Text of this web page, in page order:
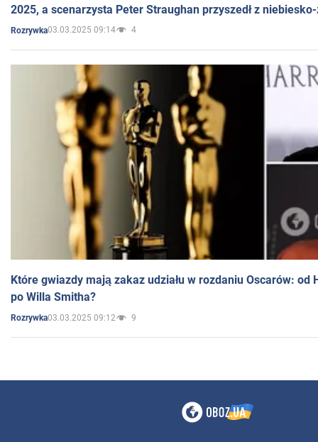
2025, a scenarzysta Peter Straughan przyszedł z
Rozrywka03.03.2025 09:14 4
Które gwiazdy mają zakaz udziału w rozdaniu Oscarów: od
po Willa Smitha?
Rozrywka03.03.2025 09:12 9